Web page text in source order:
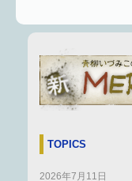
TOPICS
2026年7月11日